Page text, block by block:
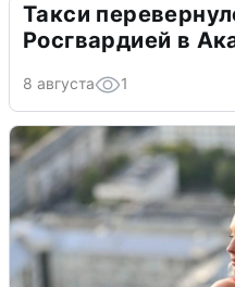
Такси
Росгвардией в
8 августа 1